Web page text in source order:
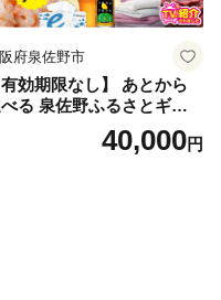
府泉佐野市
有効期限なし】 あとから
る 泉佐野ふるさとギフ
（寄附40,000円コース）
4000品以上掲載 高評価 カ
40,000円